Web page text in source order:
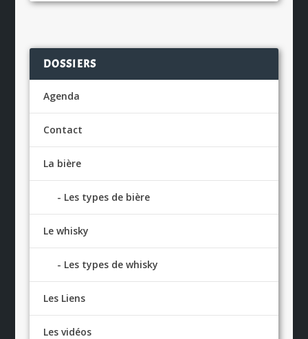
DOSSIERS
Agenda
Contact
La bière
Les types de bière
Le whisky
Les types de whisky
Les Liens
Les vidéos